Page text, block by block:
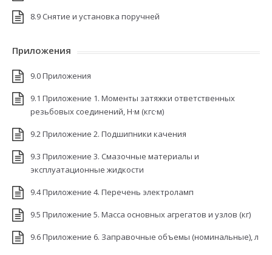
8.9 Снятие и установка поручней
Приложения
9.0 Приложения
9.1 Приложение 1. Моменты затяжки ответственных
резьбовых соединений, Н·м (кгс·м)
9.2 Приложение 2. Подшипники качения
9.3 Приложение 3. Смазочные материалы и
эксплуатационные жидкости
9.4 Приложение 4. Перечень электроламп
9.5 Приложение 5. Масса основных агрегатов и узлов (кг)
9.6 Приложение 6. Заправочные объемы (номинальные), л